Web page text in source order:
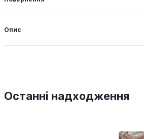
Опис
Останні надходження